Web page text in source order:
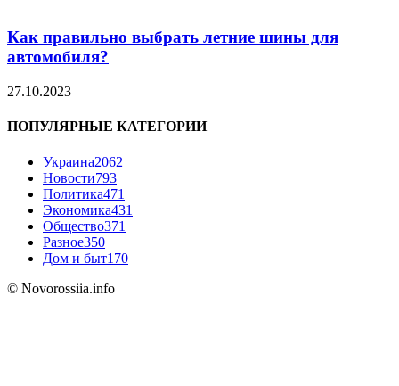
Как правильно выбрать летние шины для
автомобиля?
27.10.2023
ПОПУЛЯРНЫЕ КАТЕГОРИИ
Украина2062
Новости793
Политика471
Экономика431
Общество371
Разное350
Дом и быт170
© Novorossiia.info